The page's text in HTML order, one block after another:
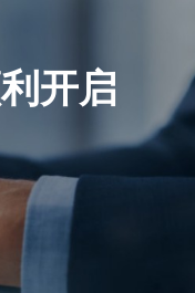
开启